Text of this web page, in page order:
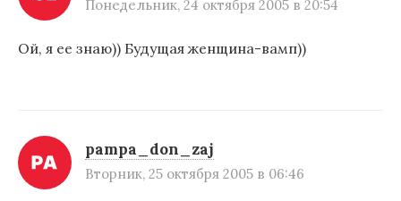
я
п
а
п
Понедельник, 24 октября 2005 в 20:54
Ой, я ее знаю)) Будущая женщина-вамп))
pampa_don_zaj
Вторник, 25 октября 2005 в 06:46